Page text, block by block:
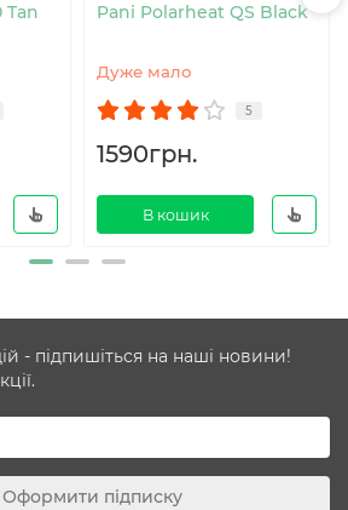
Tan
Pani Polarheat QS Black
Дуже мало
5
1590грн.
В кошик
- підпишіться на наші новини!
Оформити підписку